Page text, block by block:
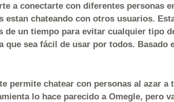
a conectarte con diferentes personas
estan chateando con otros usuarios.
de un tiempo para evitar cualquier tipo
que sea fácil de usar por todos.
permite chatear con personas al azar
lo hace parecido a Omegle, pero